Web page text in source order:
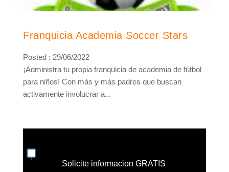
Franquicia Academia Soccer Stars
Posted : 29/06/2022
¡Administra tu propia franquicia de academia de fútbol
para niños! Con más y más padres que buscan
activamente involucrar a...
Solicite informacion GRATIS